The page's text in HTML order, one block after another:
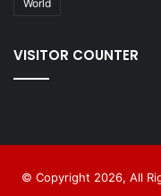
World
VISITOR COUNTER
© Copyright 2026, All